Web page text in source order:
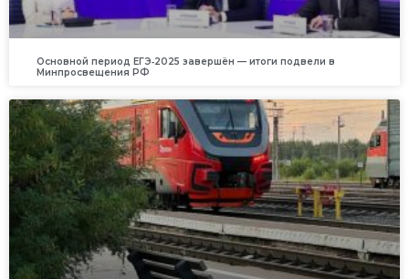
Основной период ЕГЭ‑2025 завершён — итоги подвели в
Минпросвещения РФ